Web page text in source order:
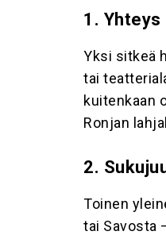
1.
Yksi sitkeä
tai
kuitenkaan
Ronjan
2.
Toinen
tai Savosta